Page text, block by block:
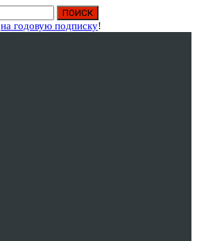
на годовую подписку!